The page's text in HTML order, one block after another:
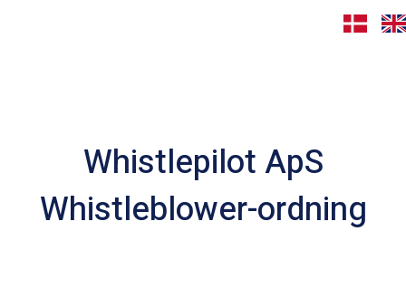
Whistlepilot ApS
Whistleblower-ordning